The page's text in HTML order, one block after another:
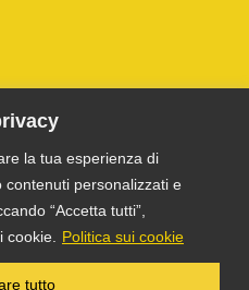
la tua esperienza di
personalizzati e
“Accetta tutti”,
Politica sui cookie
tutto P. IVA